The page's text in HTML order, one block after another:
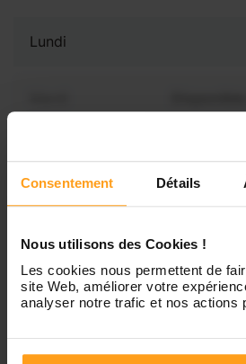
Consentement Détails
Nous utilisons des Cookies !
Les cookies nous permettent de
site Web, améliorer votre
analyser notre trafic et nos actions
Lundi
Jeudi
Vendredi
disponibilités de
Contactez-nous